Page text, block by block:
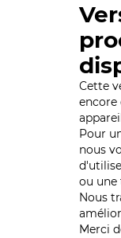
Cette
encore
Pour
nous
ou une
Nous
Merci